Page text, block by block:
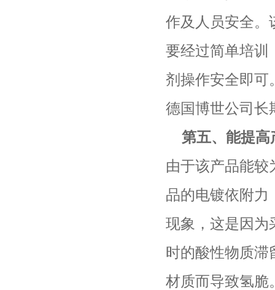
作及人员安全。
要经过简单培训
剂操作安全即可
德国博世公司长
第五、能提高
由于该产品能较
品的电镀依附力
现象，这是因为
时的酸性物质滞
材质而导致氢脆